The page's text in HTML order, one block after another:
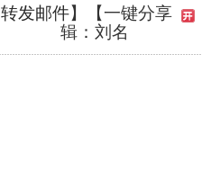
转发邮件】
【一键分享
辑：刘名